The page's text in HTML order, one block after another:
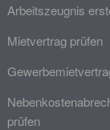
Arbeitszeugnis
Mietvertrag prüfen
prüfen